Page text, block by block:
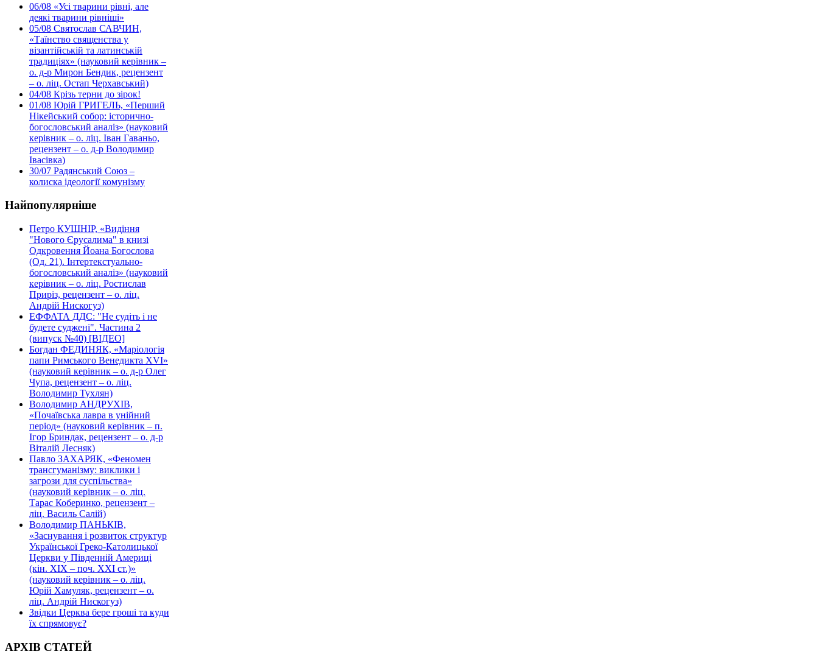
06/08 «Усі тварини рівні, але
деякі тварини рівніші»
05/08 Святослав САВЧИН,
«Таїнство священства у
візантійській та латинській
традиціях» (науковий керівник –
о. д-р Мирон Бендик, рецензент
– о. ліц. Остап Черхавський)
04/08 Крізь терни до зірок!
01/08 Юрій ГРИГЕЛЬ, «Перший
Нікейський собор: історично-
богословський аналіз» (науковий
керівник – о. ліц. Іван Гаваньо,
рецензент – о. д-р Володимир
Івасівка)
30/07 Радянський Союз –
колиска ідеології комунізму
Найпопулярніше
Петро КУШНІР, «Видіння
"Нового Єрусалима" в книзі
Одкровення Йоана Богослова
(Од. 21). Інтертекстуально-
богословський аналіз» (науковий
керівник – о. ліц. Ростислав
Приріз, рецензент – о. ліц.
Андрій Нискогуз)
ЕФФАТА ДДС: "Не судіть і не
будете суджені". Частина 2
(випуск №40) [ВІДЕО]
Богдан ФЕДИНЯК, «Маріологія
папи Римського Венедикта XVI»
(науковий керівник – о. д-р Олег
Чупа, рецензент – о. ліц.
Володимир Тухлян)
Володимир АНДРУХІВ,
«Почаївська лавра в унійний
період» (науковий керівник – п.
Ігор Бриндак, рецензент – о. д-р
Віталій Лесняк)
Павло ЗАХАРЯК, «Феномен
трансгуманізму: виклики і
загрози для суспільства»
(науковий керівник – о. ліц.
Тарас Коберинко, рецензент –
ліц. Василь Салій)
Володимир ПАНЬКІВ,
«Заснування і розвиток структур
Української Греко-Католицької
Церкви у Південній Америці
(кін. ХІХ – поч. ХХІ ст.)»
(науковий керівник – о. ліц.
Юрій Хамуляк, рецензент – о.
ліц. Андрій Нискогуз)
Звідки Церква бере гроші та куди
їх спрямовує?
АРХІВ СТАТЕЙ